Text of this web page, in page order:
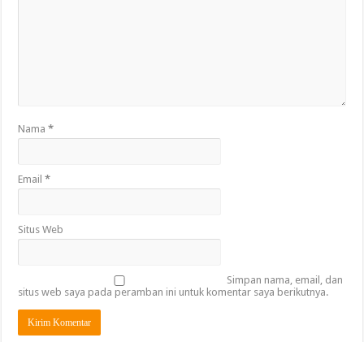
Nama*
Email*
Situs Web
Simpan nama, email, dan
situs web saya pada peramban ini untuk komentar saya berikutnya.